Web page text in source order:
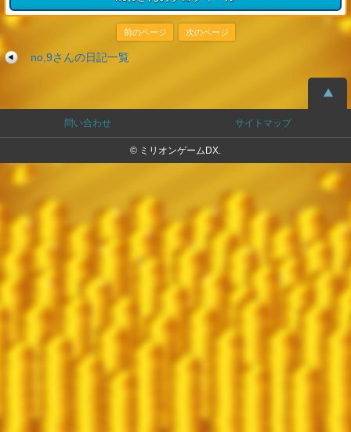
前のページ 次のページ
no,9さんの日記一覧
問い合わせ サイトマップ
© ミリオンゲームDX.